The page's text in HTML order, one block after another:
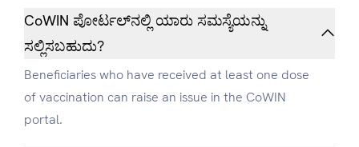
CoWIN ಪೋರ್ಟಲ್‌ನಲ್ಲಿ ಯಾರು ಸಮಸ್ಯೆಯನ್ನು
ಸಲ್ಲಿಸಬಹುದು?
Beneficiaries who have received at least one dose
of vaccination can raise an issue in the CoWIN
portal.